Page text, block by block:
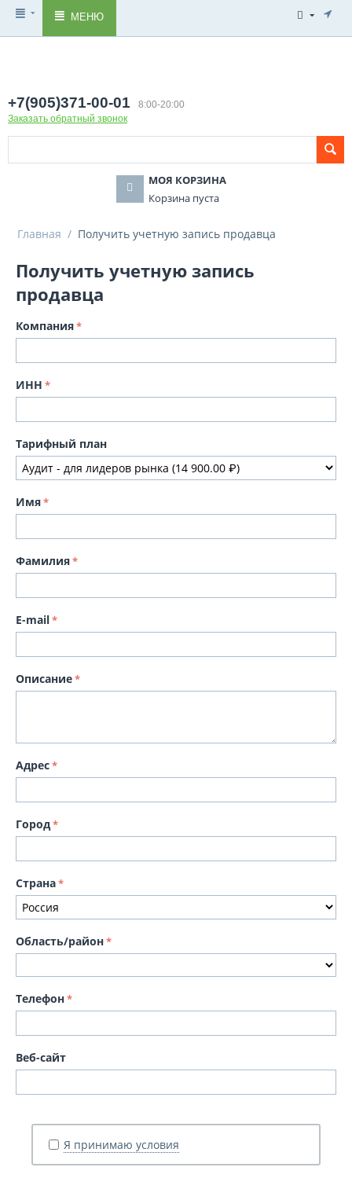
МЕНЮ
+7(905)371-00-01
8:00-20:00
Заказать обратный звонок
МОЯ КОРЗИНА
Корзина пуста
Главная / Получить учетную запись продавца
Получить учетную запись
продавца
Компания
ИНН
Тарифный план
Имя
Фамилия
E-mail
Описание
Адрес
Город
Страна
Область/район
Телефон
Веб-сайт
Я принимаю условия